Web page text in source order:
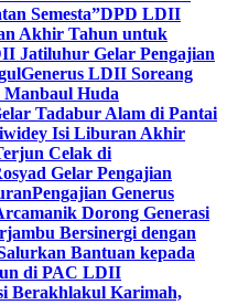
Semesta”DPD LDII
Akhir Tahun untuk
Jatiluhur Gelar Pengajian
Generus LDII Soreang
Manbaul Huda
Tadabur Alam di Pantai
Isi Liburan Akhir
Celak di
Gelar Pengajian
Pengajian Generus
Dorong Generasi
Bersinergi dengan
Bantuan kepada
di PAC LDII
Berakhlakul Karimah,